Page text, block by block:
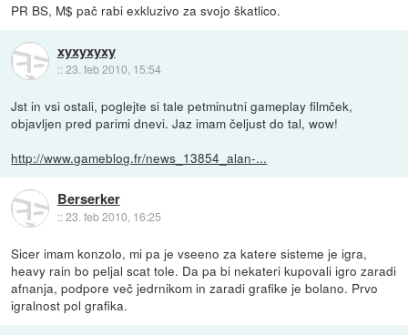
PR BS, M$ pač rabi exkluzivo za svojo škatlico.
xyxyxyxy
::23. feb 2010, 15:54
Jst in vsi ostali, poglejte si tale petminutni gameplay filmček,
objavljen pred parimi dnevi. Jaz imam čeljust do tal, wow!
http://www.gameblog.fr/news_13854_alan-...
Berserker
::23. feb 2010, 16:25
Sicer imam konzolo, mi pa je vseeno za katere sisteme je igra,
heavy rain bo peljal scat tole. Da pa bi nekateri kupovali igro zaradi
afnanja, podpore več jedrnikom in zaradi grafike je bolano. Prvo
igralnost pol grafika.